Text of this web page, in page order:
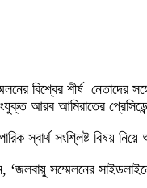
বিশ্বের শীর্ষ নেতাদের
আরব আমিরাতের
স্বার্থ সংশ্লিষ্ট বিষয়
‘জলবায়ু সম্মেলনের